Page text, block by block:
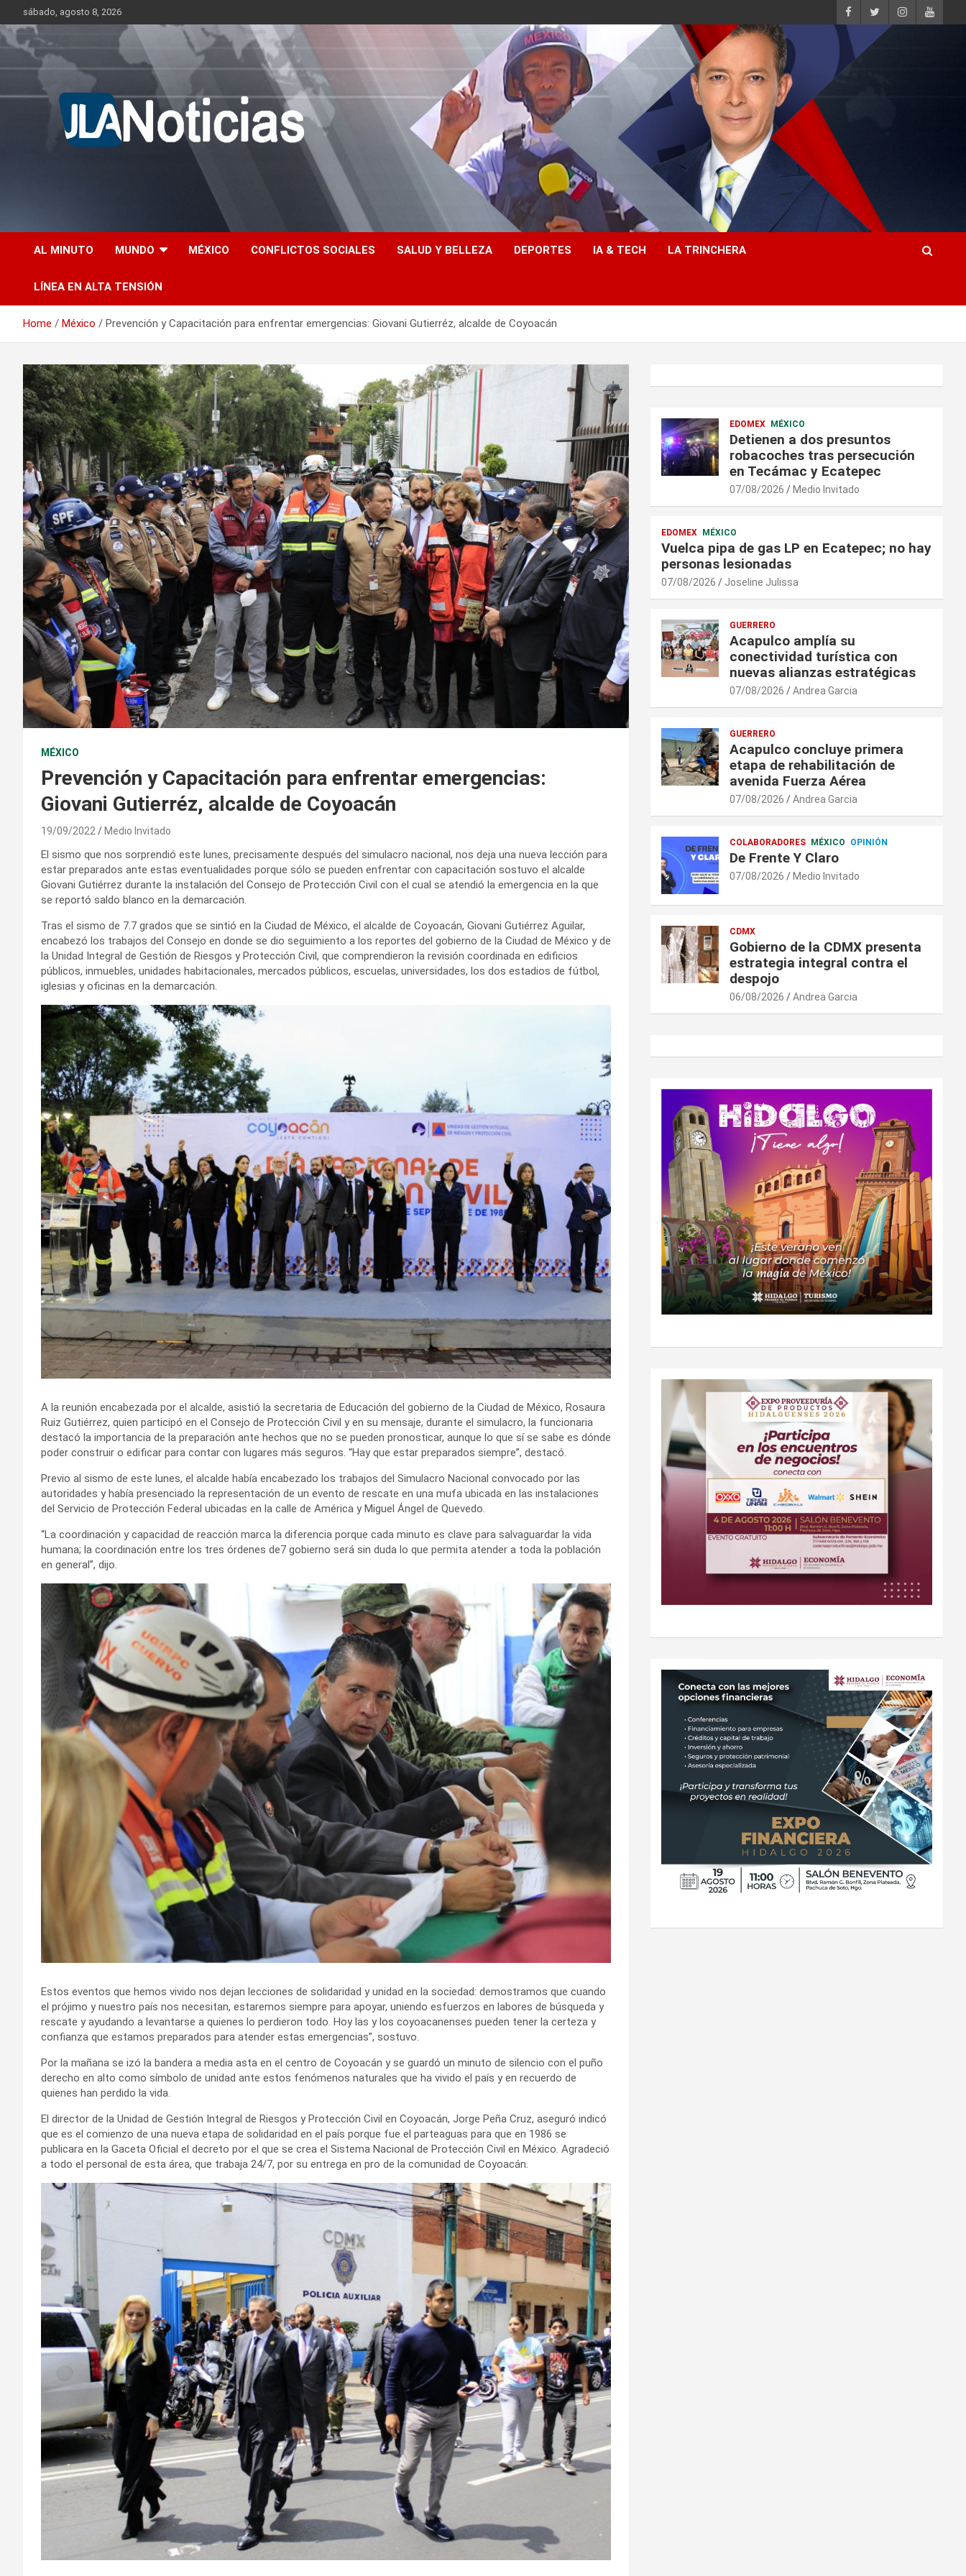
to
content
sábado, agosto 8, 2026
Jlanoticias
AL MINUTO MUNDO MÉXICO CONFLICTOS SOCIALES SALUD Y BELLEZA DEPORTES IA & TECH LA TRINCHERA
LÍNEA EN ALTA TENSIÓN
Home México Prevención y Capacitación para enfrentar emergencias: Giovani Gutierréz, alcalde de Coyoacán
MÉXICO
Prevención y Capacitación para enfrentar emergencias:
Giovani Gutierréz, alcalde de Coyoacán
19/09/2022 Medio Invitado
El sismo que nos sorprendió este lunes, precisamente después del simulacro nacional, nos deja una nueva lección para
estar preparados ante estas eventualidades porque sólo se pueden enfrentar con capacitación sostuvo el alcalde
Giovani Gutiérrez durante la instalación del Consejo de Protección Civil con el cual se atendió la emergencia en la que
se reportó saldo blanco en la demarcación.
Tras el sismo de 7.7 grados que se sintió en la Ciudad de México, el alcalde de Coyoacán, Giovani Gutiérrez Aguilar,
encabezó los trabajos del Consejo en donde se dio seguimiento a los reportes del gobierno de la Ciudad de México y de
la Unidad Integral de Gestión de Riesgos y Protección Civil, que comprendieron la revisión coordinada en edificios
públicos, inmuebles, unidades habitacionales, mercados públicos, escuelas, universidades, los dos estadios de fútbol,
iglesias y oficinas en la demarcación.
A la reunión encabezada por el alcalde, asistió la secretaria de Educación del gobierno de la Ciudad de México, Rosaura
Ruiz Gutiérrez, quien participó en el Consejo de Protección Civil y en su mensaje, durante el simulacro, la funcionaria
destacó la importancia de la preparación ante hechos que no se pueden pronosticar, aunque lo que sí se sabe es dónde
poder construir o edificar para contar con lugares más seguros. “Hay que estar preparados siempre”, destacó.
Previo al sismo de este lunes, el alcalde había encabezado los trabajos del Simulacro Nacional convocado por las
autoridades y había presenciado la representación de un evento de rescate en una mufa ubicada en las instalaciones
del Servicio de Protección Federal ubicadas en la calle de América y Miguel Ángel de Quevedo.
“La coordinación y capacidad de reacción marca la diferencia porque cada minuto es clave para salvaguardar la vida
humana; la coordinación entre los tres órdenes de7 gobierno será sin duda lo que permita atender a toda la población
en general”, dijo.
Estos eventos que hemos vivido nos dejan lecciones de solidaridad y unidad en la sociedad: demostramos que cuando
el prójimo y nuestro país nos necesitan, estaremos siempre para apoyar, uniendo esfuerzos en labores de búsqueda y
rescate y ayudando a levantarse a quienes lo perdieron todo. Hoy las y los coyoacanenses pueden tener la certeza y
confianza que estamos preparados para atender estas emergencias”, sostuvo.
Por la mañana se izó la bandera a media asta en el centro de Coyoacán y se guardó un minuto de silencio con el puño
derecho en alto como símbolo de unidad ante estos fenómenos naturales que ha vivido el país y en recuerdo de
quienes han perdido la vida.
El director de la Unidad de Gestión Integral de Riesgos y Protección Civil en Coyoacán, Jorge Peña Cruz, aseguró indicó
que es el comienzo de una nueva etapa de solidaridad en el país porque fue el parteaguas para que en 1986 se
publicara en la Gaceta Oficial el decreto por el que se crea el Sistema Nacional de Protección Civil en México. Agradeció
a todo el personal de esta área, que trabaja 24/7, por su entrega en pro de la comunidad de Coyoacán.
EDOMEX MÉXICO
Detienen a dos presuntos
robacoches tras persecución
en Tecámac y Ecatepec
07/08/2026 Medio Invitado
EDOMEX MÉXICO
Vuelca pipa de gas LP en Ecatepec; no hay
personas lesionadas
07/08/2026 Joseline Julissa
GUERRERO
Acapulco amplía su
conectividad turística con
nuevas alianzas estratégicas
07/08/2026 Andrea Garcia
GUERRERO
Acapulco concluye primera
etapa de rehabilitación de
avenida Fuerza Aérea
07/08/2026 Andrea Garcia
COLABORADORES MÉXICO OPINIÓN
De Frente Y Claro
07/08/2026 Medio Invitado
CDMX
Gobierno de la CDMX presenta
estrategia integral contra el
despojo
06/08/2026 Andrea Garcia